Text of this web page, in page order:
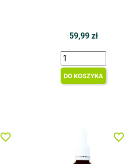
59,99 zł
DO KOSZYKA
favorite_border favorite_border